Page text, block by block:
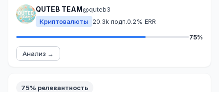
QUTEB TEAM@quteb3
Криптовалюты
20.3k подп.0.2% ERR
75%
Анализ →
75% релевантность